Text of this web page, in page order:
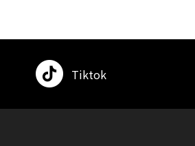
Tiktok